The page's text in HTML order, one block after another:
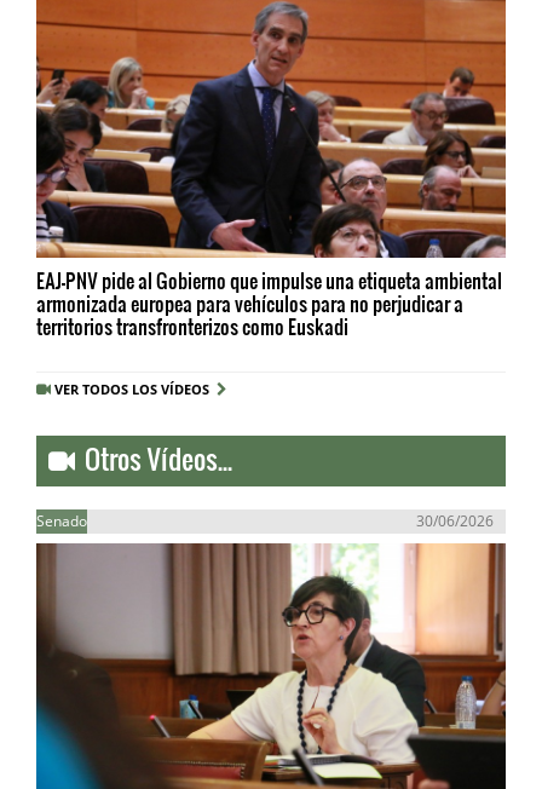
EAJ-PNV pide al Gobierno que impulse una etiqueta ambiental
armonizada europea para vehículos para no perjudicar a
territorios transfronterizos como Euskadi
VER TODOS LOS VÍDEOS
Otros Vídeos...
Senado 30/06/2026